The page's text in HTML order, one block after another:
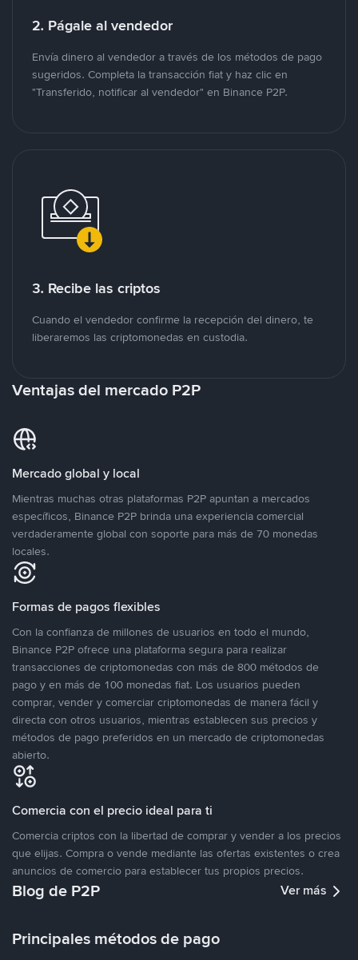
2. Págale al vendedor
Envía dinero al vendedor a través de los métodos de pago
sugeridos. Completa la transacción fiat y haz clic en
"Transferido, notificar al vendedor" en Binance P2P.
3. Recibe las criptos
Cuando el vendedor confirme la recepción del dinero, te
liberaremos las criptomonedas en custodia.
Ventajas del mercado P2P
Mercado global y local
Mientras muchas otras plataformas P2P apuntan a mercados
específicos, Binance P2P brinda una experiencia comercial
verdaderamente global con soporte para más de 70 monedas
locales.
Formas de pagos flexibles
Con la confianza de millones de usuarios en todo el mundo,
Binance P2P ofrece una plataforma segura para realizar
transacciones de criptomonedas con más de 800 métodos de
pago y en más de 100 monedas fiat. Los usuarios pueden
comprar, vender y comerciar criptomonedas de manera fácil y
directa con otros usuarios, mientras establecen sus precios y
métodos de pago preferidos en un mercado de criptomonedas
abierto.
Comercia con el precio ideal para ti
Comercia criptos con la libertad de comprar y vender a los precios
que elijas. Compra o vende mediante las ofertas existentes o crea
anuncios de comercio para establecer tus propios precios.
Blog de P2P Ver más
Principales métodos de pago